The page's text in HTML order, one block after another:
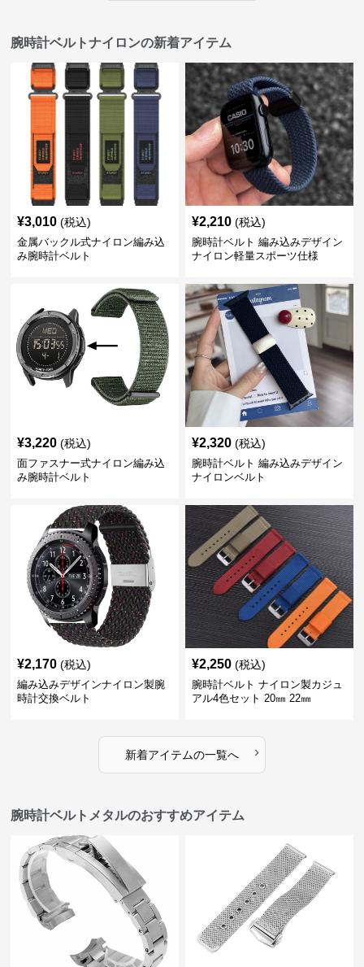
腕時計ベルトナイロンの新着アイテム
¥3,010 (税込)
金属バックル式ナイロン編み込
み腕時計ベルト
¥2,210 (税込)
腕時計ベルト 編み込みデザイン
ナイロン軽量スポーツ仕様
¥3,220 (税込)
面ファスナー式ナイロン編み込
み腕時計ベルト
¥2,320 (税込)
腕時計ベルト 編み込みデザイン
ナイロンベルト
¥2,170 (税込)
編み込みデザインナイロン製腕
時計交換ベルト
¥2,250 (税込)
腕時計ベルト ナイロン製カジュ
アル4色セット 20㎜ 22㎜
新着アイテムの一覧へ ›
腕時計ベルトメタルのおすすめアイテム